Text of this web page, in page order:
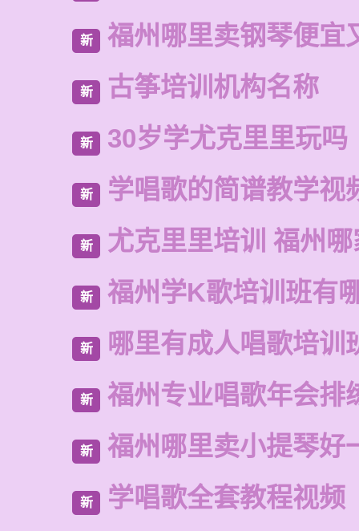
新 福州哪里卖钢琴便宜
新 古筝培训机构名称
新 30岁学尤克里里玩吗
新 学唱歌的简谱教学视
新 尤克里里培训 福州
新 福州学K歌培训班有
新 哪里有成人唱歌培训
新 福州专业唱歌年会排
新 福州哪里卖小提琴好
新 学唱歌全套教程视频